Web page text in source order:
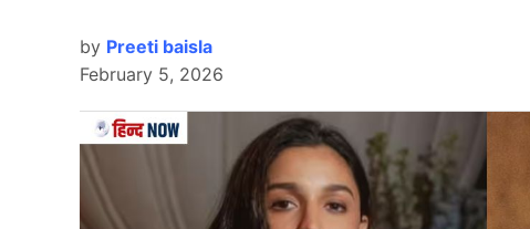
Team India Odi
पूर्व भारतीय बल्लेबाज और क्रिकेट एक्सपर्ट संजय
(Team India) का चयन किया और सबसे मजबूत प्लेइंग
by Preeti baisla
February 5, 2026